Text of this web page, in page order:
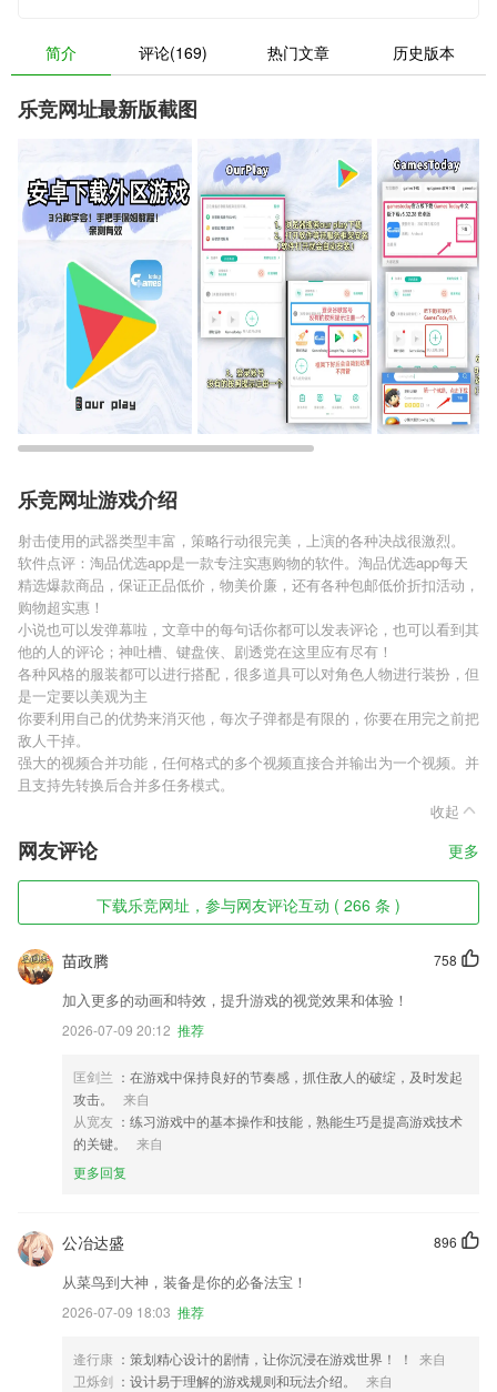
简介 评论(169) 热门文章 历史版本
乐竞网址最新版截图
乐竞网址游戏介绍
射击使用的武器类型丰富，策略行动很完美，上演的各种决战很激烈。
软件点评：淘品优选app是一款专注实惠购物的软件。淘品优选app每天
精选爆款商品，保证正品低价，物美价廉，还有各种包邮低价折扣活动，
购物超实惠！
小说也可以发弹幕啦，文章中的每句话你都可以发表评论，也可以看到其
他的人的评论；神吐槽、键盘侠、剧透党在这里应有尽有！
各种风格的服装都可以进行搭配，很多道具可以对角色人物进行装扮，但
是一定要以美观为主
你要利用自己的优势来消灭他，每次子弹都是有限的，你要在用完之前把
敌人干掉。
强大的视频合并功能，任何格式的多个视频直接合并输出为一个视频。并
且支持先转换后合并多任务模式。
收起
网友评论 更多
下载乐竞网址，参与网友评论互动 ( 266 条 )
758
苗政腾
加入更多的动画和特效，提升游戏的视觉效果和体验！
2026-07-09 20:12 推荐
匡剑兰 ：在游戏中保持良好的节奏感，抓住敌人的破绽，及时发起
攻击。
来自
从宽友 ：练习游戏中的基本操作和技能，熟能生巧是提高游戏技术
的关键。
来自
更多回复
896
公冶达盛
从菜鸟到大神，装备是你的必备法宝！
2026-07-09 18:03 推荐
逄行康 ：策划精心设计的剧情，让你沉浸在游戏世界！ ！
来自
卫烁剑 ：设计易于理解的游戏规则和玩法介绍。 来自